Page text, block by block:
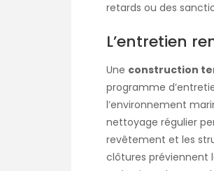
retards ou des
L’entretien
Une construction
programme
l’environnement
nettoyage régulier
revêtement et les
clôtures préviennent